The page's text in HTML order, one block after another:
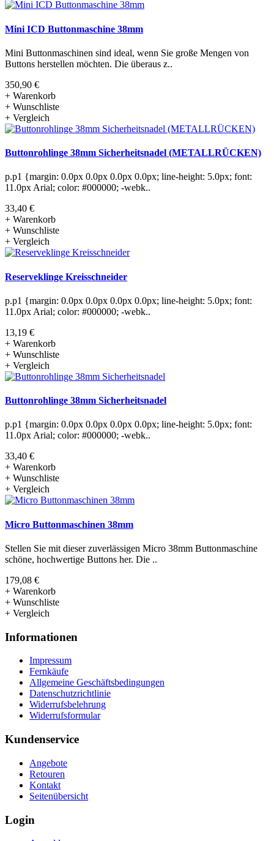
Mini ICD Buttonmaschine 38mm
Mini Buttonmaschinen sind ideal, wenn Sie große Mengen von
Buttons herstellen möchten. Die überaus z..
350,90 €
+ Warenkorb
+ Wunschliste
+ Vergleich
Buttonrohlinge 38mm Sicherheitsnadel (METALLRÜCKEN)
p.p1 {margin: 0.0px 0.0px 0.0px 0.0px; line-height: 5.0px; font:
11.0px Arial; color: #000000; -webk..
33,40 €
+ Warenkorb
+ Wunschliste
+ Vergleich
Reserveklinge Kreisschneider
p.p1 {margin: 0.0px 0.0px 0.0px 0.0px; line-height: 5.0px; font:
11.0px Arial; color: #000000; -webk..
13,19 €
+ Warenkorb
+ Wunschliste
+ Vergleich
Buttonrohlinge 38mm Sicherheitsnadel
p.p1 {margin: 0.0px 0.0px 0.0px 0.0px; line-height: 5.0px; font:
11.0px Arial; color: #000000; -webk..
33,40 €
+ Warenkorb
+ Wunschliste
+ Vergleich
Micro Buttonmaschinen 38mm
Stellen Sie mit dieser zuverlässigen Micro 38mm Buttonmaschine
schöne, hochwertige Buttons her. Die ..
179,08 €
+ Warenkorb
+ Wunschliste
+ Vergleich
Informationen
Impressum
Fernkäufe
Allgemeine Geschäftsbedingungen
Datenschutzrichtlinie
Widerrufsbelehrung
Widerrufsformular
Kundenservice
Angebote
Retouren
Kontakt
Seitenübersicht
Login